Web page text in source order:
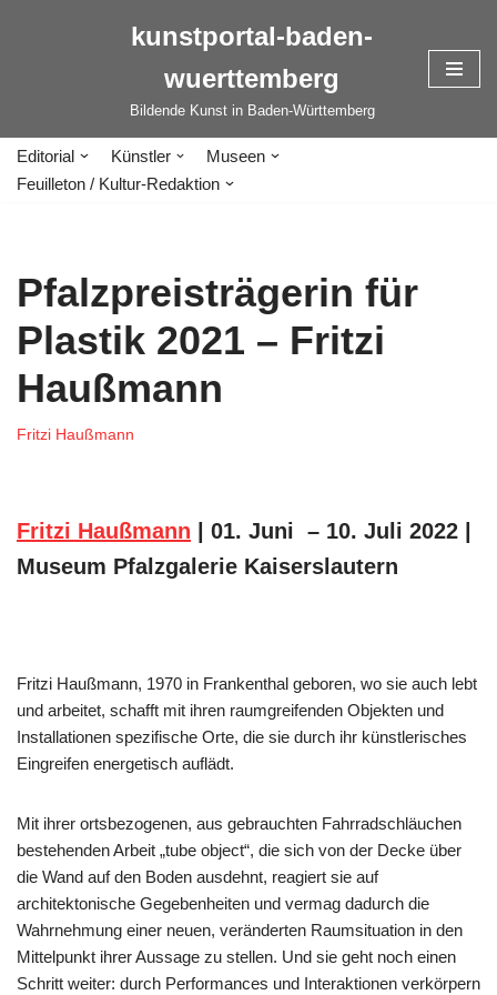
kunstportal-baden-
wuerttemberg
Bildende Kunst in Baden-Württemberg
Editorial Künstler
Museen
Feuilleton / Kultur-Redaktion
Pfalzpreisträgerin für
Plastik 2021 – Fritzi
Haußmann
Fritzi Haußmann
Fritzi Haußmann | 01. Juni – 10. Juli 2022 |
Museum Pfalzgalerie Kaiserslautern
Fritzi Haußmann, 1970 in Frankenthal geboren, wo sie auch lebt
und arbeitet, schafft mit ihren raumgreifenden Objekten und
Installationen spezifische Orte, die sie durch ihr künstlerisches
Eingreifen energetisch auflädt.
Mit ihrer ortsbezogenen, aus gebrauchten Fahrradschläuchen
bestehenden Arbeit „tube object“, die sich von der Decke über
die Wand auf den Boden ausdehnt, reagiert sie auf
architektonische Gegebenheiten und vermag dadurch die
Wahrnehmung einer neuen, veränderten Raumsituation in den
Mittelpunkt ihrer Aussage zu stellen. Und sie geht noch einen
Schritt weiter: durch Performances und Interaktionen verkörpern